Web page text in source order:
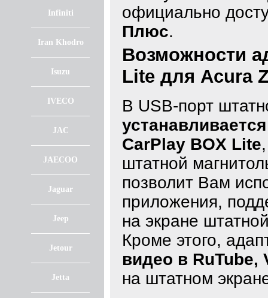
Infiniti
Iran Khodro
Isuzu
IVECO
JAC
JAECOO
Jaguar
Jeep
Jetour
Jetta
официально
Плюс.
Возможности
Lite для Acura
В USB-порт
CarPlay BOX Lite
штатной
позволит Вам
приложения,
на экране
Кроме этого,
видео в RuTube,
на штатном